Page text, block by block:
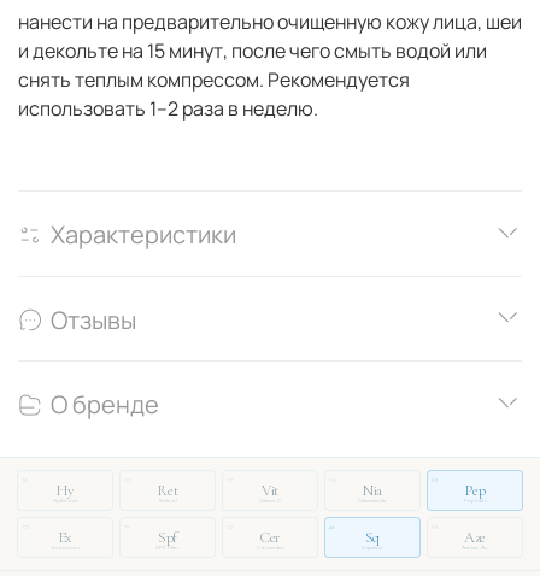
нанести на предварительно очищенную кожу лица, шеи
и декольте на 15 минут, после чего смыть водой или
снять теплым компрессом. Рекомендуется
использовать 1–2 раза в неделю.
Характеристики
Отзывы
О бренде
14
Hy
Hyaluronic
Ret
Retinol
Vit
Vitamin C
Nia
Niacinamide
51
Pep
Peptides
Ex
Exosomes
Spf
SPF Filter
Cer
Ceramides
46
Sq
Squalane
Aze
Azelaic Ac.